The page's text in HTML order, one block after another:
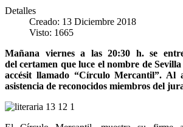
Detalles
Creado: 13 Diciembre 2018
Visto: 1665
Mañana viernes a las 20:30 h. se
del certamen que luce el nombre de
accésit llamado “Círculo Mercantil”. Al
asistencia de reconocidos miembros del